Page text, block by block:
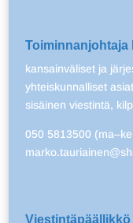
Toiminnanjohtaja
kansainväliset ja
yhteiskunnalliset
sisäinen viestintä,
050 5813500